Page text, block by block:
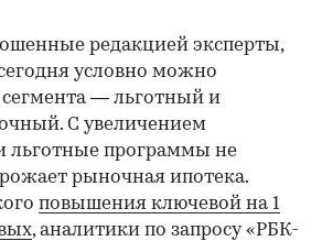
редакцией эксперты,
условно можно
сегмента — льготный и
С увеличением
льготные программы не
рыночная ипотека.
повышения ключевой на 1
, аналитики по запросу «РБК-